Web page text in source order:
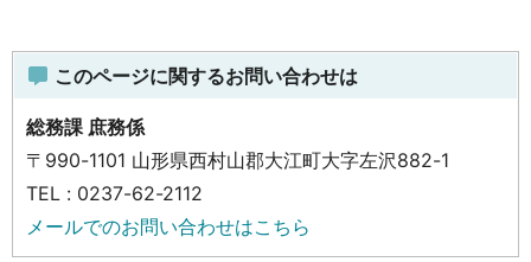
このページに関するお問い合わせは
総務課 庶務係
〒990-1101 山形県西村山郡大江町大字左沢882-1
TEL : 0237-62-2112
メールでのお問い合わせはこちら